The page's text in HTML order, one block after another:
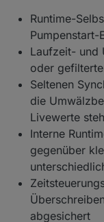
Runtime-
Pumpenstart-
Laufzeit- und
oder
Seltenen
die
Livewerte
Interne
gegenüber
abgesichert